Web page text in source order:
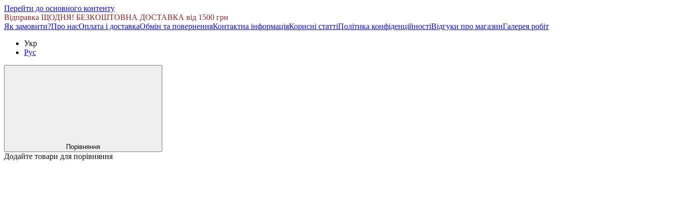
Перейти до основного контенту
Відправка ЩОДНЯ! БЕЗКОШТОВНА ДОСТАВКА від 1500 грн
Як замовити?Про насОплата і доставкаОбмін та поверненняКонтактна інформаціяКорисні статтіПолітика конфіденційностіВідгуки про магазинГалерея робіт
Укр
Рус
Порівняння
Додайте товари для порівняння